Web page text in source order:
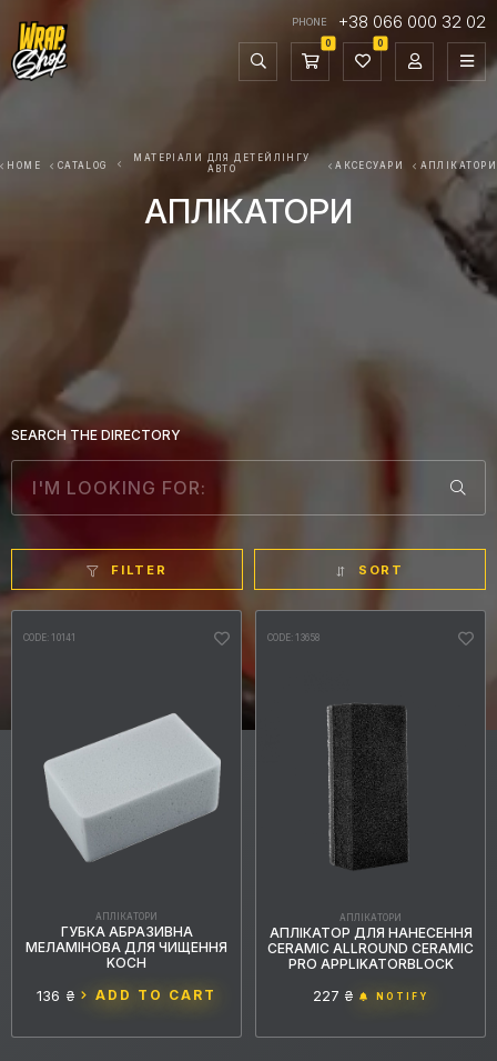
PHONE +38 066 000 32 02
0 0
HOME CATALOG
МАТЕРІАЛИ ДЛЯ ДЕТЕЙЛІНГУ
АВТО
АКСЕСУАРИ АПЛІКАТОРИ
АПЛІКАТОРИ
SEARCH THE DIRECTORY
IN STOCK ONLY
Ceramic Pro 1 Koch Chemie 1
DEFAULT
DECREASING PRICE
DATE ADDED
FILTER SORT
CODE: 10141
АПЛІКАТОРИ
ГУБКА АБРАЗИВНА
МЕЛАМІНОВА ДЛЯ ЧИЩЕННЯ
KOCH
136 ₴ ADD TO CART
CODE: 13658
АПЛІКАТОРИ
АПЛІКАТОР ДЛЯ НАНЕСЕННЯ
CERAMIC ALLROUND CERAMIC
PRO APPLIKATORBLOCK
227 ₴ NOTIFY